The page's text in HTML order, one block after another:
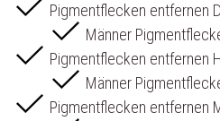
Pigmentflecken entfernen
Männer
Pigmentflecken entfernen
Männer
Pigmentflecken entfernen